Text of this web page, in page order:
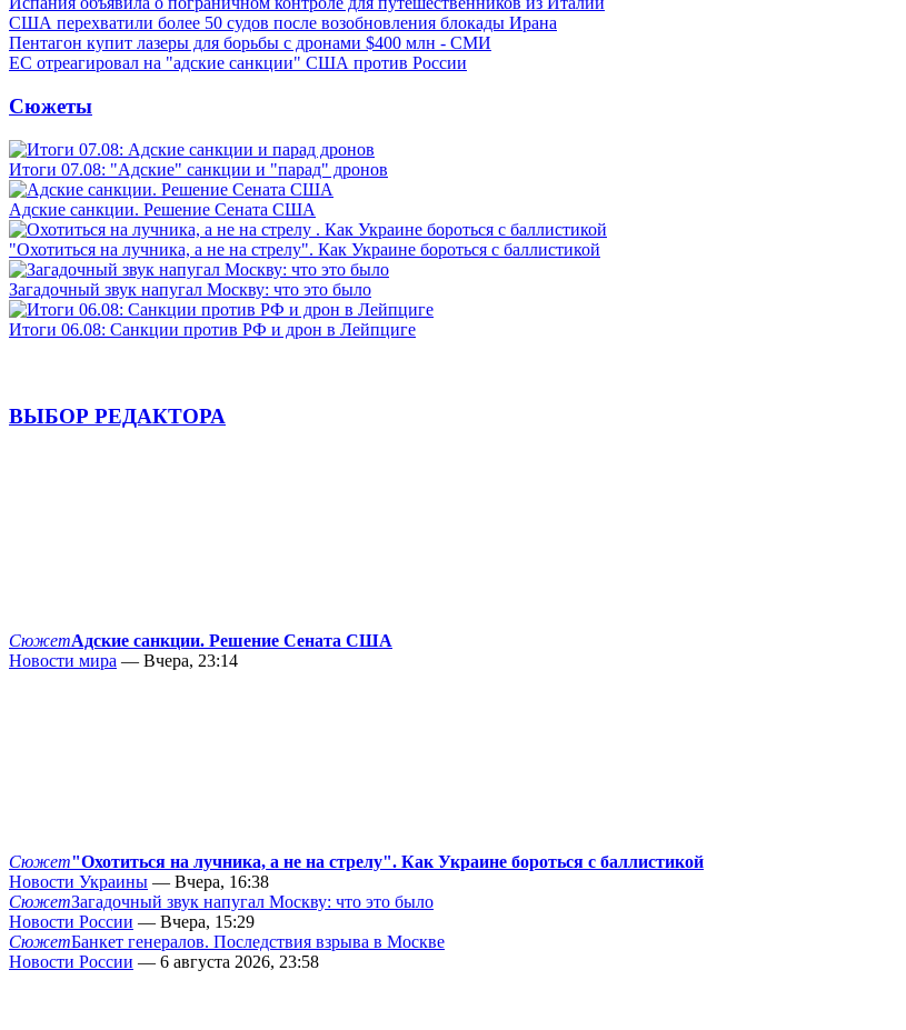
США перехватили более 50 судов после возобновления блокады Ирана
Пентагон купит лазеры для борьбы с дронами $400 млн - СМИ
ЕС отреагировал на "адские санкции" США против России
Сюжеты
Итоги 07.08: "Адские" санкции и "парад" дронов
Адские санкции. Решение Сената США
"Охотиться на лучника, а не на стрелу". Как Украине бороться с баллистикой
Загадочный звук напугал Москву: что это было
Итоги 06.08: Санкции против РФ и дрон в Лейпциге
ВЫБОР РЕДАКТОРА
СюжетАдские санкции. Решение Сената США
Новости мира — Вчера, 23:14
Сюжет"Охотиться на лучника, а не на стрелу". Как Украине бороться с баллистикой
Новости Украины — Вчера, 16:38
СюжетЗагадочный звук напугал Москву: что это было
Новости России — Вчера, 15:29
СюжетБанкет генералов. Последствия взрыва в Москве
Новости России — 6 августа 2026, 23:58